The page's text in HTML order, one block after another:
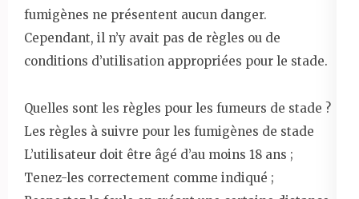
fumigènes ne présentent aucun danger.
Cependant, il n’y avait pas de règles ou de
conditions d’utilisation appropriées pour le stade.
Quelles sont les règles pour les fumeurs de stade ?
Les règles à suivre pour les fumigènes de stade
L’utilisateur doit être âgé d’au moins 18 ans ;
Tenez-les correctement comme indiqué ;